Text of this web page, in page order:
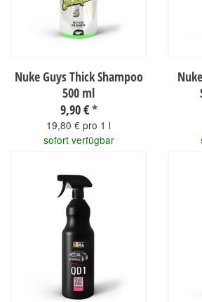
Nuke Guys Thick Shampoo
500 ml
9,90 €*
19,80 € pro 1 l
sofort verfügbar